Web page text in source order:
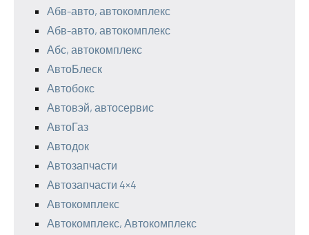
Абв-авто, автокомплекс
Абв-авто, автокомплекс
Абс, автокомплекс
АвтоБлеск
Автобокс
Автовэй, автосервис
АвтоГаз
Автодок
Автозапчасти
Автозапчасти 4×4
Автокомплекс
Автокомплекс, Автокомплекс